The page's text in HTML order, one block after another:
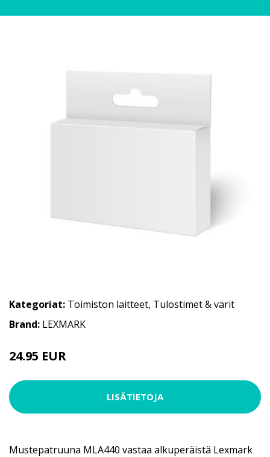
Kategoriat: Toimiston laitteet, Tulostimet & värit
Brand: LEXMARK
24.95 EUR
LISÄTIETOJA
Mustepatruuna MLA440 vastaa alkuperäistä Lexmark